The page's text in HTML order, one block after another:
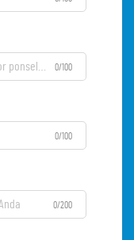
0/100
0/100
0/200